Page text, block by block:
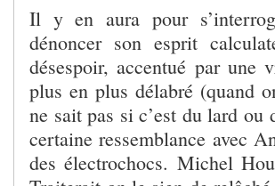
Il y en aura pour
dénoncer son esprit
désespoir, accentué par une
plus en plus délabré (quand
ne sait pas si c’est du lard
certaine ressemblance avec
des électrochocs. Michel